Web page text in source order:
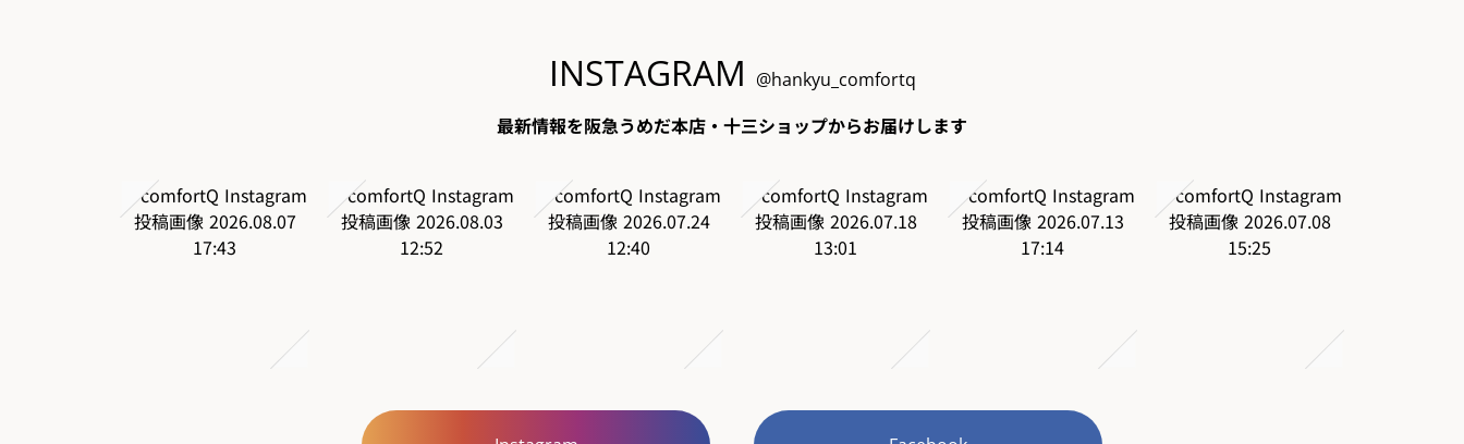
INSTAGRAM @hankyu_comfortq
最新情報を阪急うめだ本店・十三ショップからお届けします